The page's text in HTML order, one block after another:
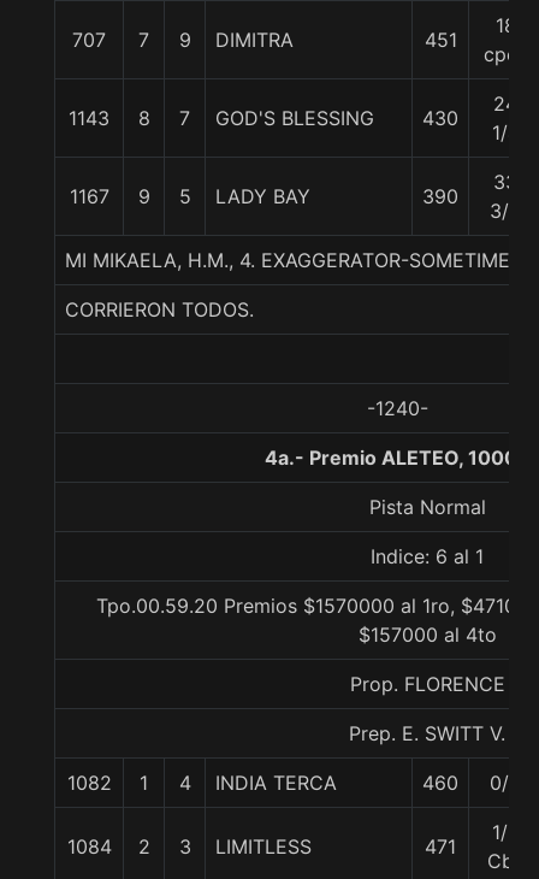
707 7 9 DIMITRA 451
18
cpos
1143 8 7 GOD'S BLESSING 430
24
1/4
1167 9 5 LADY BAY 390
33
3/4
MI MIKAELA, H.M., 4. EXAGGERATOR-SOMETIMES
CORRIERON TODOS.
-1240-
4a.- Premio ALETEO, 1000
Pista Normal
Indice: 6 al 1
Tpo.00.59.20 Premios $1570000 al 1ro,
$157000 al 4to
Prop. FLORENCE
Prep. E. SWITT V.
1082 1 4 INDIA TERCA 460 0/0
1084 2 3 LIMITLESS 471
1/2
Cbz